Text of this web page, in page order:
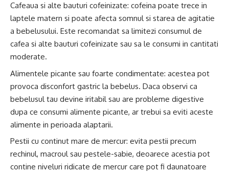
Cafeaua si alte bauturi cofeinizate: cofeina poate trece in
laptele matern si poate afecta somnul si starea de agitatie
a bebelusului. Este recomandat sa limitezi consumul de
cafea si alte bauturi cofeinizate sau sa le consumi in cantitati
moderate.
Alimentele picante sau foarte condimentate: acestea pot
provoca disconfort gastric la bebelus. Daca observi ca
bebelusul tau devine iritabil sau are probleme digestive
dupa ce consumi alimente picante, ar trebui sa eviti aceste
alimente in perioada alaptarii.
Pestii cu continut mare de mercur: evita pestii precum
rechinul, macroul sau pestele-sabie, deoarece acestia pot
contine niveluri ridicate de mercur care pot fi daunatoare